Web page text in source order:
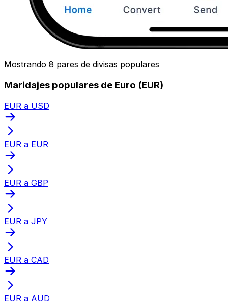
Mostrando 8 pares de divisas populares
Maridajes populares de Euro (EUR)
EUR a USD
EUR a EUR
EUR a GBP
EUR a JPY
EUR a CAD
EUR a AUD